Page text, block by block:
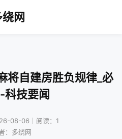
网
将自建房胜负规律_必
科技要闻
08-06｜阅读：1
：多绕网